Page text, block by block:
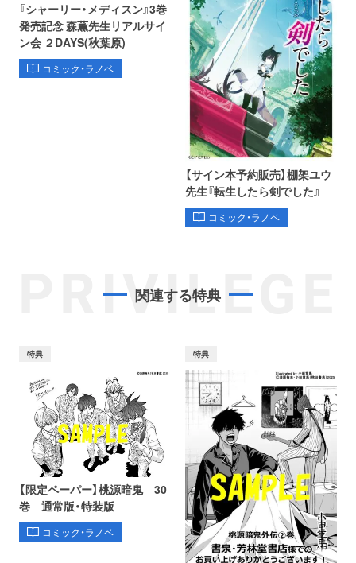
『シャーリー・メディスン』3巻
発売記念 森薫先生リアルサイ
ン会 ２DAYS(秋葉原)
コミック・ラノベ
【サイン本予約販売】棚架ユウ
先生『転生したら剣でした』
コミック・ラノベ
PRIVILEGE
関連する特典
特典
【限定ペーパー】桃源暗鬼 30
巻 通常版・特装版
コミック・ラノベ
特典